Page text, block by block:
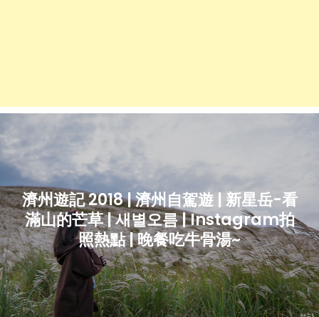
濟州遊記 2018 | 濟州自駕遊 | 新星岳-看
滿山的芒草 | 새별오름 | Instagram拍
照熱點 | 晚餐吃牛骨湯~